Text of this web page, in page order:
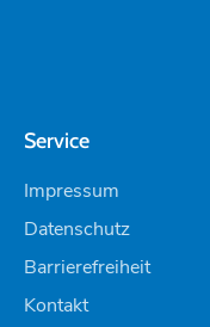
Service
Impressum
Datenschutz
Barrierefreiheit
Kontakt